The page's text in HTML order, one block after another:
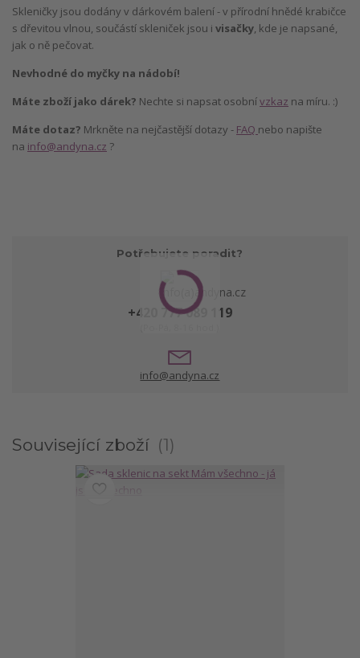
Skleničky jsou dodány v dárkovém balení - v přírodní hnědé krabičce
s dřevitou vlnou, součástí skleniček jsou i visačky, kde je napsané,
jak o ně pečovat.
Nevhodné do myčky na nádobí!
Máte zboží jako dárek? Nechte si napsat osobnívzkaz na míru. :)
Máte dotaz? Mrkněte na nejčastější dotazy - FAQ nebo napište
na info@andyna.cz ?
Potřebujete poradit?
+420 777 089 119
info@andyna.cz
Související zboží 1